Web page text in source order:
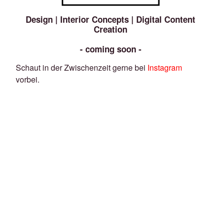
Design | Interior Concepts | Digital Content
Creation
- coming soon -
Schaut in der Zwischenzeit gerne bei Instagram
vorbei.